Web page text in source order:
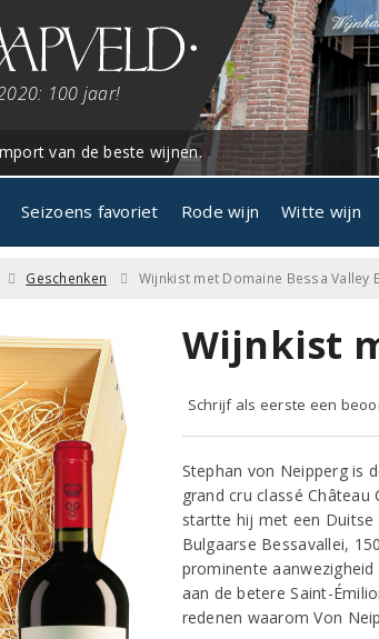
100 jaar!
van de beste wijnen.
Seizoens favoriet Rode wijn Witte wijn
Geschenken Wijnkist met Domaine Bessa Valley
Wijnkist
Schrijf als eerste een
Stephan von Neipperg is
grand cru classé
startte hij met een Duitse
Bulgaarse Bessavallei,
prominente
aan de betere Saint-
redenen waarom Von